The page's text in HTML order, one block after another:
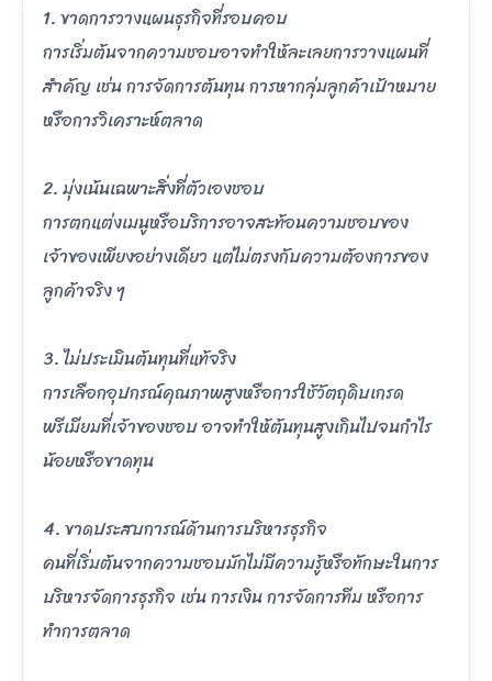
1. ขาดการวางแผนธุรกิจที่รอบคอบ
การเริ่มต้นจากความชอบอาจทำให้ละเลยการวางแผนที่
สำคัญ เช่น การจัดการต้นทุน การหากลุ่มลูกค้าเป้าหมาย
หรือการวิเคราะห์ตลาด
2. มุ่งเน้นเฉพาะสิ่งที่ตัวเองชอบ
การตกแต่งเมนูหรือบริการอาจสะท้อนความชอบของ
เจ้าของเพียงอย่างเดียว แต่ไม่ตรงกับความต้องการของ
ลูกค้าจริง ๆ
3. ไม่ประเมินต้นทุนที่แท้จริง
การเลือกอุปกรณ์คุณภาพสูงหรือการใช้วัตถุดิบเกรด
พรีเมียมที่เจ้าของชอบ อาจทำให้ต้นทุนสูงเกินไปจนกำไร
น้อยหรือขาดทุน
4. ขาดประสบการณ์ด้านการบริหารธุรกิจ
คนที่เริ่มต้นจากความชอบมักไม่มีความรู้หรือทักษะในการ
บริหารจัดการธุรกิจ เช่น การเงิน การจัดการทีม หรือการ
ทำการตลาด